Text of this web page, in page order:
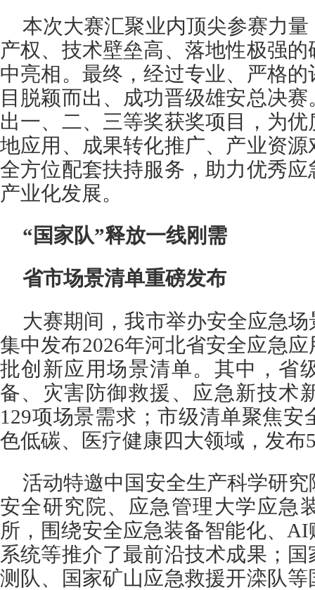
本次大赛汇聚业内顶尖参赛力
产权、技术壁垒高、落地性极强
中亮相。最终，经过专业、严格
目脱颖而出、成功晋级雄安总决
出一、二、三等奖获奖项目，为
地应用、成果转化推广、产业资
全方位配套扶持服务，助力优秀
产业化发展。
“国家队”释放一线刚需
省市场景清单重磅发布
大赛期间，我市举办安全应急
集中发布2026年河北省安全应急
批创新应用场景清单。其中，省
备、灾害防御救援、应急新技术
129项场景需求；市级清单聚焦安
色低碳、医疗健康四大领域，发布
活动特邀中国安全生产科学研
安全研究院、应急管理大学应急
所，围绕安全应急装备智能化、
系统等推介了最前沿技术成果；
测队、国家矿山应急救援开滦队